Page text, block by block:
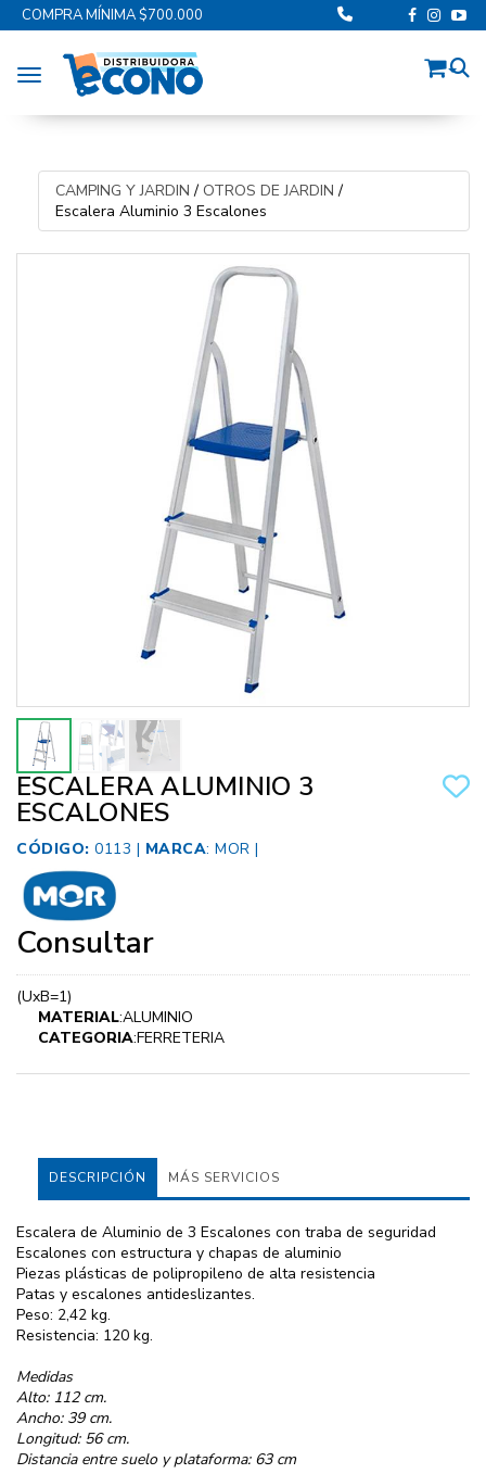
COMPRA MÍNIMA $700.000
Toggle navigation
CAMPING Y JARDIN / OTROS DE JARDIN /
Escalera Aluminio 3 Escalones
ESCALERA ALUMINIO 3
ESCALONES
CÓDIGO: 0113 | MARCA: MOR |
Consultar
(UxB=1)
MATERIAL:ALUMINIO
CATEGORIA:FERRETERIA
DESCRIPCIÓN MÁS SERVICIOS
Escalera de Aluminio de 3 Escalones con traba de seguridad
Escalones con estructura y chapas de aluminio
Piezas plásticas de polipropileno de alta resistencia
Patas y escalones antideslizantes.
Peso: 2,42 kg.
Resistencia: 120 kg.
Medidas
Alto: 112 cm.
Ancho: 39 cm.
Longitud: 56 cm.
Distancia entre suelo y plataforma: 63 cm